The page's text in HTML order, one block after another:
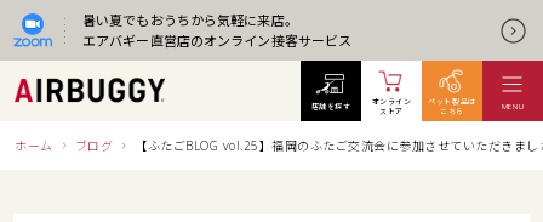
暑い夏でもおうちから気軽に来店。
エアバギー直営店のオンライン接客サービス
ホーム ブログ 【ふたごBLOG vol.25】福岡のふたご交流会に参加させていただきま
店舗を探す
オンライン
ストア
ペット製品は
こちら
MENU